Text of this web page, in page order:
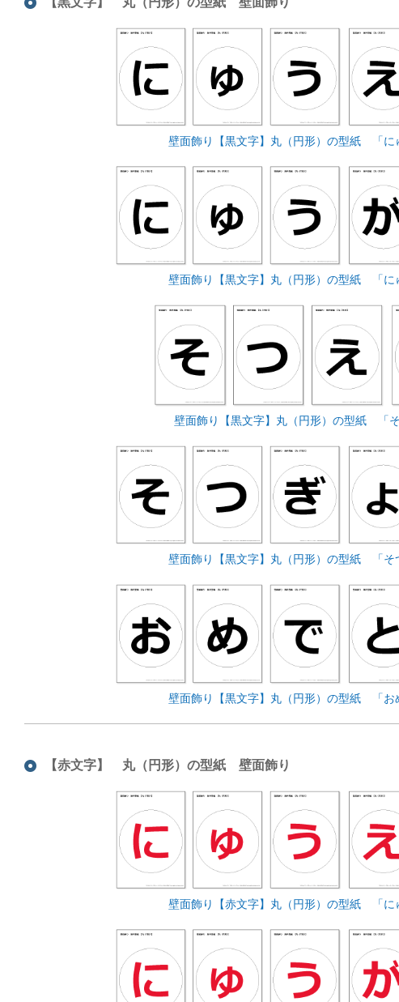
壁面飾り【黒文字】丸（円形）の型紙 「に
壁面飾り【黒文字】丸（円形）の型紙 「に
壁面飾り【黒文字】丸（円形）の型紙 「そ
壁面飾り【黒文字】丸（円形）の型紙 「そ
壁面飾り【黒文字】丸（円形）の型紙 「お
【赤文字】 丸（円形）の型紙 壁面飾り
壁面飾り【赤文字】丸（円形）の型紙 「に